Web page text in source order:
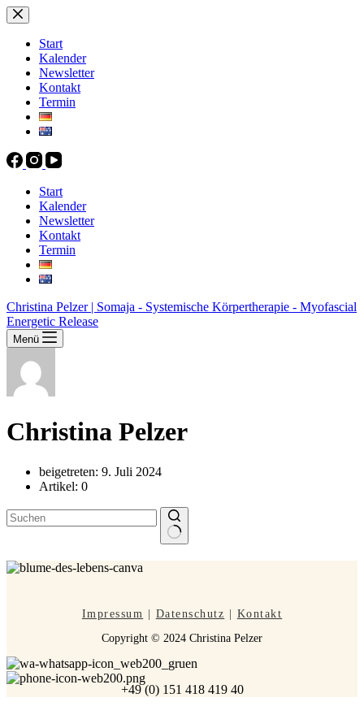
Zum
Inhalt
springenStart
Kalender
Newsletter
Kontakt
Termin
Start
Kalender
Newsletter
Kontakt
Termin
Christina Pelzer | Somaja - Systemische Körpertherapie - Myofascial
Energetic Release
Menü
Christina Pelzer
beigetreten: 9. Juli 2024
Artikel: 0
Ergebnisse
Impressum Datenschutz
Kontakt
Copyright © 2024 Christina Pelzer
+49 (0) 151 418 419 40